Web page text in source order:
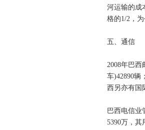
河运输的成
格的1/2，
五、通信
2008年巴西
车)42890辆
西另亦有国
巴西电信业
5390万，其